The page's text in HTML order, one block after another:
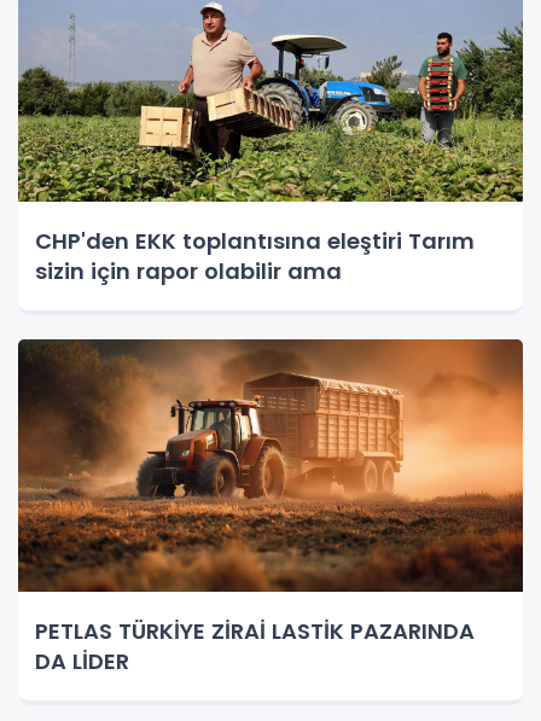
CHP'den EKK toplantısına eleştiri Tarım
sizin için rapor olabilir ama
PETLAS TÜRKİYE ZİRAİ LASTİK PAZARINDA
DA LİDER